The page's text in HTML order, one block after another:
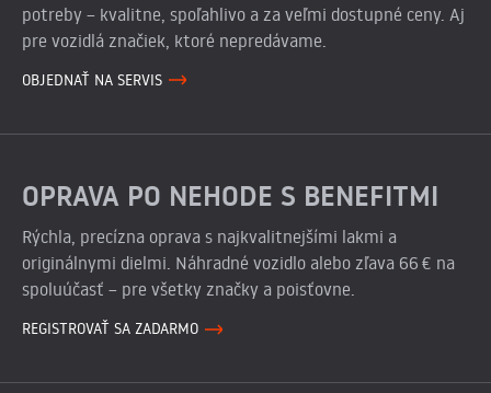
potreby – kvalitne, spoľahlivo a za veľmi dostupné ceny. Aj
pre vozidlá značiek, ktoré nepredávame.
OBJEDNAŤ NA SERVIS
OPRAVA PO NEHODE S BENEFITMI
Rýchla, precízna oprava s najkvalitnejšími lakmi a
originálnymi dielmi. Náhradné vozidlo alebo zľava 66 € na
spoluúčasť – pre všetky značky a poisťovne.
REGISTROVAŤ SA ZADARMO